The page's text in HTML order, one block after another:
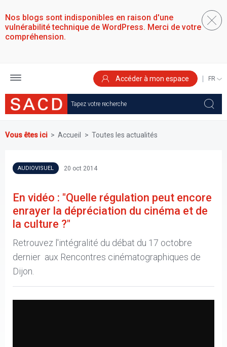
au
contenu
principal
Nos blogs sont indisponibles en raison d'une
vulnérabilité technique de WordPress. Merci de votre
compréhension.
Accéder à mon espace
YOUR
Vous êtes ici Accueil Toutes les actualités
AUDIOVISUEL 20 oct 2014
En vidéo : "Quelle régulation peut encore
enrayer la dépréciation du cinéma et de
la culture ?"
Retrouvez l'intégralité du débat du 17 octobre
dernier aux Rencontres cinématographiques de
Dijon.